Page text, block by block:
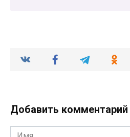
Добавить комментарий
Имя